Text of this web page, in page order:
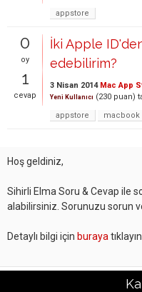
appstore
0
oy
1
cevap
İki Apple
edebilirim?
3 Nisan 2014 Mac App
Yeni Kullanıcı (230 puan)
appstore
macbook
Hoş geldiniz,
Sihirli Elma Soru & Cevap ile
alabilirsiniz. Sorunuzu sorun
Detaylı bilgi için buraya tıklayın.